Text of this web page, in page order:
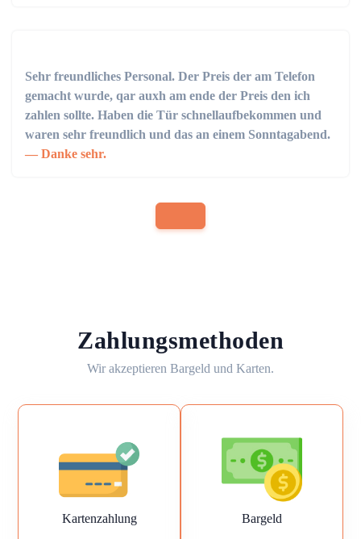
Sehr freundliches Personal. Der Preis der am Telefon
gemacht wurde, qar auxh am ende der Preis den ich
zahlen sollte. Haben die Tür schnellaufbekommen und
waren sehr freundlich und das an einem Sonntagabend.
Danke sehr.
Zahlungsmethoden
Wir akzeptieren Bargeld und Karten.
Kartenzahlung Bargeld